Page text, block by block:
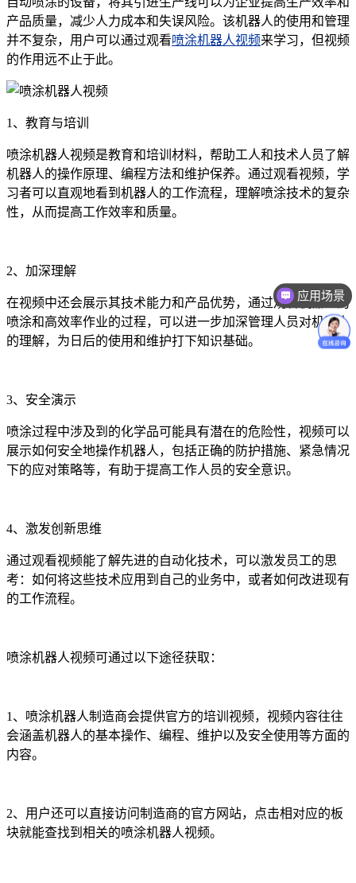
产品质量，减少人力成本和失误风险。该机器人的使用和管理
并不复杂，用户可以通过观看喷涂机器人视频来学习，但视频
的作用远不止于此。
1、教育与培训
喷涂机器人视频是教育和培训材料，帮助工人和技术人员了解
机器人的操作原理、编程方法和维护保养。通过观看视频，学
习者可以直观地看到机器人的工作流程，理解喷涂技术的复杂
性，从而提高工作效率和质量。
2、加深理解
在视频中还会展示其技术能力和产品优势，通过观看机器人的
喷涂和高效率作业的过程，可以进一步加深管理人员对机器人
的理解，为日后的使用和维护打下知识基础。
3、安全演示
喷涂过程中涉及到的化学品可能具有潜在的危险性，视频可以
展示如何安全地操作机器人，包括正确的防护措施、紧急情况
下的应对策略等，有助于提高工作人员的安全意识。
4、激发创新思维
通过观看视频能了解先进的自动化技术，可以激发员工的思
考：如何将这些技术应用到自己的业务中，或者如何改进现有
的工作流程。
喷涂机器人视频可通过以下途径获取：
1、喷涂机器人制造商会提供官方的培训视频，视频内容往往
会涵盖机器人的基本操作、编程、维护以及安全使用等方面的
内容。
2、用户还可以直接访问制造商的官方网站，点击相对应的板
块就能查找到相关的喷涂机器人视频。
应用场景